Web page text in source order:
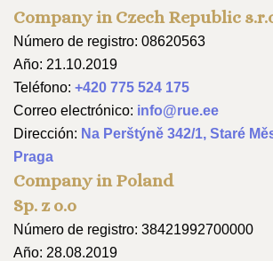
Company in Czech Republic
Número de registro: 08620563
Año: 21.10.2019
Teléfono: +420 775 524 175
Correo electrónico: info@rue.ee
Dirección: Na Perštýně 342/1, Staré
Praga
Company in Poland
Sp. z o.o
Número de registro: 38421992700000
Año: 28.08.2019